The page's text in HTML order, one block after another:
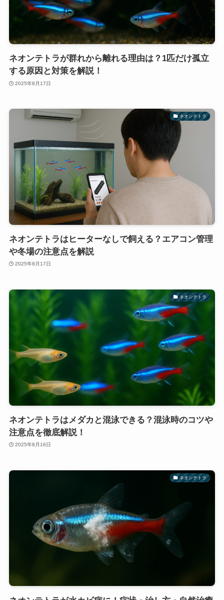
ネオンテトラが群れから離れる理由は？1匹だけ孤立
する原因と対策を解説！
2025年8月17日
ネオンテトラ
ネオンテトラはヒーターなしで飼える？エアコン管理
や冬場の注意点を解説
2025年8月17日
ネオンテトラ
ネオンテトラはメダカと混泳できる？混泳時のコツや
注意点を徹底解説！
2025年8月16日
ネオンテトラ